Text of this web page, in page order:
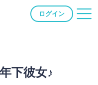
ログイン
下彼女♪